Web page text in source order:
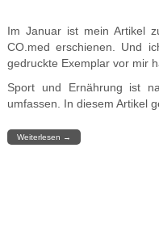
Im Januar ist mein Artikel
CO.med erschienen. Und
gedruckte Exemplar vor mir
Sport und Ernährung ist
umfassen. In diesem Artikel
Weiterlesen →